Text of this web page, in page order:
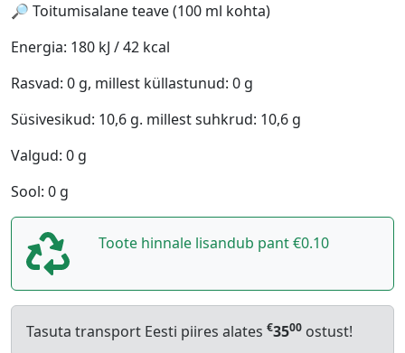
🔎 Toitumisalane teave (100 ml kohta)
Energia: 180 kJ / 42 kcal
Rasvad: 0 g, millest küllastunud: 0 g
Süsivesikud: 10,6 g. millest suhkrud: 10,6 g
Valgud: 0 g
Sool: 0 g
Toote hinnale lisandub pant €0.10
Tasuta transport Eesti piires alates €3500 ostust!